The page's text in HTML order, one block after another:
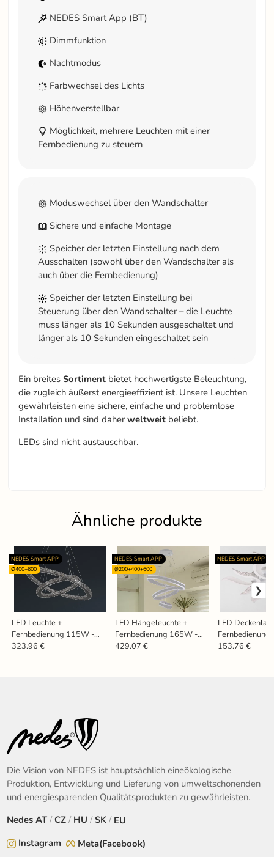
NEDES Smart App (BT)
Dimmfunktion
Nachtmodus
Farbwechsel des Lichts
Höhenverstellbar
Möglichkeit, mehrere Leuchten mit einer
Fernbedienung zu steuern
Moduswechsel über den Wandschalter
Sichere und einfache Montage
Speicher der letzten Einstellung nach dem
Ausschalten (sowohl über den Wandschalter als
auch über die Fernbedienung)
Speicher der letzten Einstellung bei
Steuerung über den Wandschalter – die Leuchte
muss länger als 10 Sekunden ausgeschaltet und
länger als 10 Sekunden eingeschaltet sein
Ein breitesSortiment bietet hochwertigste Beleuchtung,
die zugleich äußerst energieeffizient ist. Unsere Leuchten
gewährleisten eine sichere, einfache und problemlose
Installation und sind daherweltweit beliebt.
LEDs sind nicht austauschbar.
Ähnliche produkte
LED Leuchte +
Fernbedienung 115W -
J6353/CH
NEDES Smart APP
Ø400+600
323.96 €
LED Hängeleuchte +
Fernbedienung 165W -
J4318/S
NEDES Smart APP
Ø200+400+600
429.07 €
LED
J3317/W
NEDES Smart APP
153.76 €
Die Vision von NEDES ist hauptsächlich eineökologische
Produktion, Entwicklung und Lieferung von umweltschonenden
und energiesparenden Qualitätsprodukten zu gewährleisten.
NedesAT / CZ / HU / SK / EU
Instagram
Meta(Facebook)